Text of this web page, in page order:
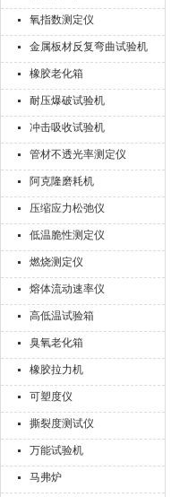
氧指数测定仪
金属板材反复弯曲试验机
橡胶老化箱
耐压爆破试验机
冲击吸收试验机
管材不透光率测定仪
阿克隆磨耗机
压缩应力松弛仪
低温脆性测定仪
燃烧测定仪
熔体流动速率仪
高低温试验箱
臭氧老化箱
橡胶拉力机
可塑度仪
撕裂度测试仪
万能试验机
马弗炉